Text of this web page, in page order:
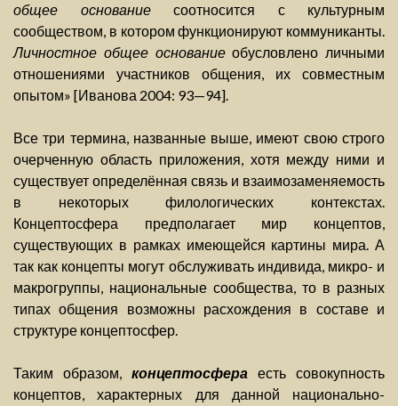
общее основаниесоотносится с культурным
сообществом, в котором функционируют коммуниканты.
Личностное общее основаниеобусловлено личными
отношениями участников общения, их совместным
опытом» [Иванова 2004: 93—94].
Все три термина, названные выше, имеют свою строго
очерченную область приложения, хотя между ними и
существует определённая связь и взаимозаменяемость
в некоторых филологических контекстах.
Концептосфера предполагает мир концептов,
существующих в рамках имеющейся картины мира. А
так как концепты могут обслуживать индивида, микро- и
макрогруппы, национальные сообщества, то в разных
типах общения возможны расхождения в составе и
структуре концептосфер.
Таким образом, концептосфера есть совокупность
концептов, характерных для данной национально-